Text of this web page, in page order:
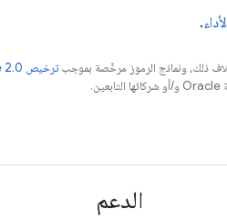
.
ذلك، ونماذج الرموز مرخّصة بموجبترخيص Apache 2.0‏
الدعم